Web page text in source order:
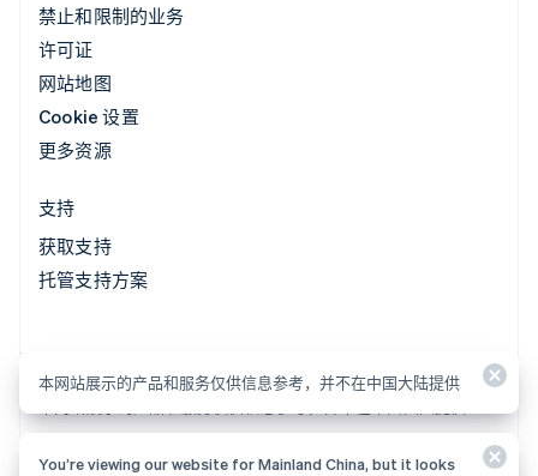
禁止和限制的业务
许可证
网站地图
Cookie 设置
更多资源
支持
获取支持
托管支持方案
© 2026 Stripe, LLC
本网站展示的产品和服务仅供信息参考，并不在中国大陆提供
You’re viewing our website for Mainland China, but it looks